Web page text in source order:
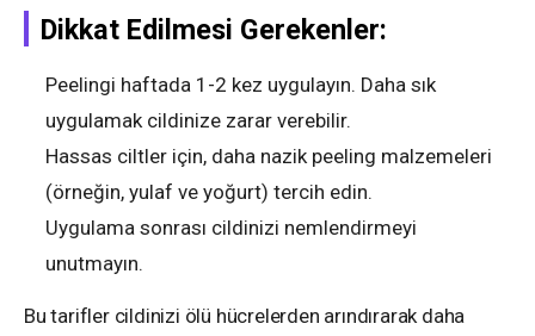
Dikkat Edilmesi Gerekenler:
Peelingi haftada 1-2 kez uygulayın. Daha sık
uygulamak cildinize zarar verebilir.
Hassas ciltler için, daha nazik peeling malzemeleri
(örneğin, yulaf ve yoğurt) tercih edin.
Uygulama sonrası cildinizi nemlendirmeyi
unutmayın.
Bu tarifler cildinizi ölü hücrelerden arındırarak daha